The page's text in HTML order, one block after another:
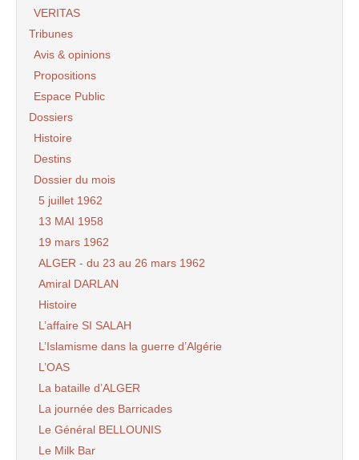
VERITAS
Tribunes
Avis & opinions
Propositions
Espace Public
Dossiers
Histoire
Destins
Dossier du mois
5 juillet 1962
13 MAI 1958
19 mars 1962
ALGER - du 23 au 26 mars 1962
Amiral DARLAN
Histoire
L’affaire SI SALAH
L’Islamisme dans la guerre d’Algérie
L’OAS
La bataille d’ALGER
La journée des Barricades
Le Général BELLOUNIS
Le Milk Bar